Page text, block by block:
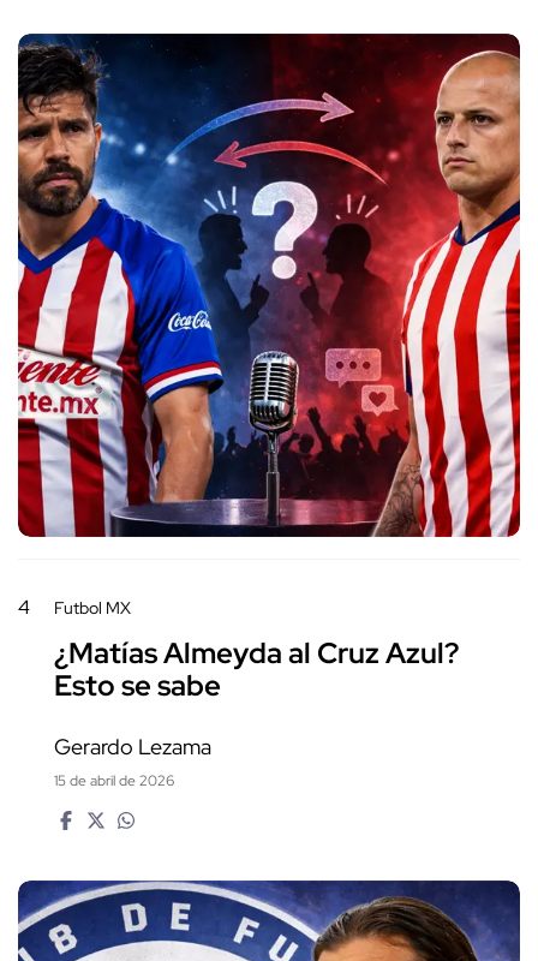
4 Futbol MX
¿Matías Almeyda al Cruz Azul?
Esto se sabe
Gerardo Lezama
15 de abril de 2026